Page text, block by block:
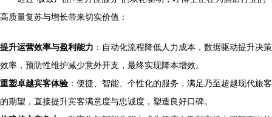
高质量复苏与增长带来切实价值：
提升运营效率与盈利能力 ：自动化流程降低人力成本，数据驱动提升决策
效率，预防性维护减少意外开支，最终实现降本增效。
重塑卓越宾客体验 ：便捷、智能、个性化的服务，满足乃至超越现代旅客
的期望，直接提升宾客满意度与忠诚度，塑造良好口碑。